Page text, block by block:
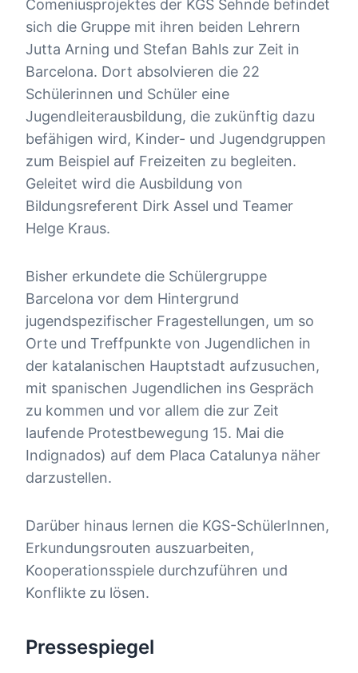
Comeniusprojektes der KGS Sehnde befindet
sich die Gruppe mit ihren beiden Lehrern
Jutta Arning und Stefan Bahls zur Zeit in
Barcelona. Dort absolvieren die 22
Schülerinnen und Schüler eine
Jugendleiterausbildung, die zukünftig dazu
befähigen wird, Kinder- und Jugendgruppen
zum Beispiel auf Freizeiten zu begleiten.
Geleitet wird die Ausbildung von
Bildungsreferent Dirk Assel und Teamer
Helge Kraus.
Bisher erkundete die Schülergruppe
Barcelona vor dem Hintergrund
jugendspezifischer Fragestellungen, um so
Orte und Treffpunkte von Jugendlichen in
der katalanischen Hauptstadt aufzusuchen,
mit spanischen Jugendlichen ins Gespräch
zu kommen und vor allem die zur Zeit
laufende Protestbewegung 15. Mai die
Indignados) auf dem Placa Catalunya näher
darzustellen.
Darüber hinaus lernen die KGS-SchülerInnen,
Erkundungsrouten auszuarbeiten,
Kooperationsspiele durchzuführen und
Konflikte zu lösen.
Pressespiegel